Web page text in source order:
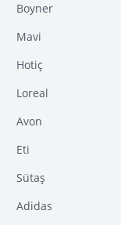
Boyner
Mavi
Hotiç
Loreal
Avon
Eti
Sütaş
Adidas